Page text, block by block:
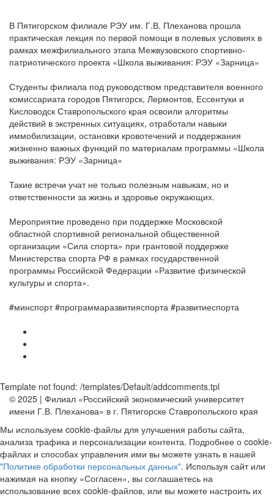
В Пятигорском филиале РЭУ им. Г.В. Плеханова прошла
практическая лекция по первой помощи в полевых условиях в
рамках межфилиального этапа Межвузовского спортивно-
патриотического проекта «Школа выживания: РЭУ «Зарница»
Студенты филиала под руководством представителя военного
комиссариата городов Пятигорск, Лермонтов, Ессентуки и
Кисловодск Ставропольского края освоили алгоритмы
действий в экстренных ситуациях, отработали навыки
иммобилизации, остановки кровотечений и поддержания
жизненно важных функций по материалам программы «Школа
выживания: РЭУ «Зарница»
Такие встречи учат не только полезным навыкам, но и
ответственности за жизнь и здоровье окружающих.
Мероприятие проведено при поддержке Московской
областной спортивной региональной общественной
организации «Сила спорта» при грантовой поддержке
Министерства спорта РФ в рамках государственной
программы Российской Федерации «Развитие физической
культуры и спорта».
#минспорт #программаразвитияспорта #развитиеспорта
Template not found: /templates/Default/addcomments.tpl
© 2025 | Филиал «Российский экономический университет
имени Г.В. Плеханова» в г. Пятигорске Ставропольского края
Мы используем cookie-файлы для улучшения работы сайта,
анализа трафика и персонализации контента. Подробнее о cookie-
файлах и способах управления ими вы можете узнать в нашей
"Политике обработки персональных данных". Используя сайт или
нажимая на кнопку «Согласен», вы соглашаетесь на
использование всех cookie-файлов, или вы можете настроить их